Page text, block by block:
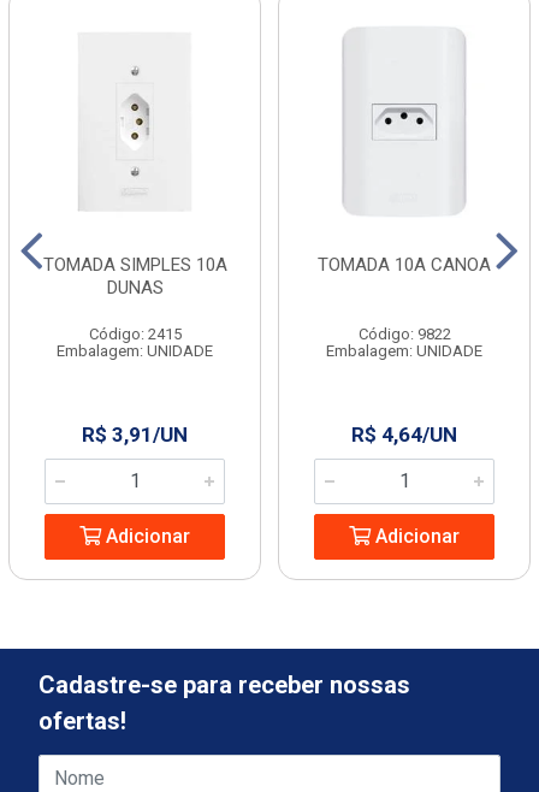
TOMADA SIMPLES 10A
DUNAS
Código: 2415
Embalagem: UNIDADE
R$ 3,91/UN
Adicionar
TOMADA 10A CANOA
Código: 9822
Embalagem: UNIDADE
R$ 4,64/UN
Adicionar
Cadastre-se para receber nossas
ofertas!